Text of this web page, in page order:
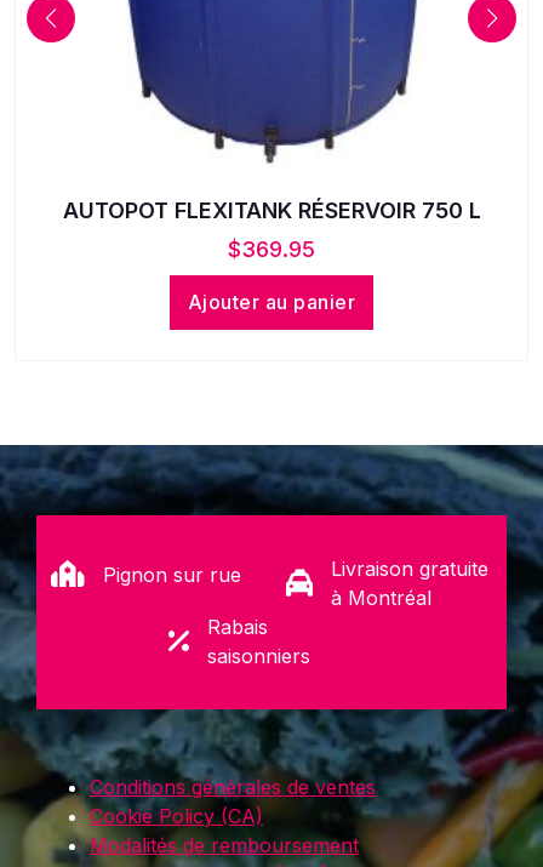
AUTOPOT FLEXITANK RÉSERVOIR 750 L
$369.95
Ajouter au panier
Pignon sur rue
Livraison gratuite
à Montréal
Rabais
saisonniers
Conditions générales de ventes
Cookie Policy (CA)
Modalités de remboursement